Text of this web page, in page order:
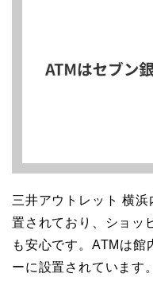
三井アウトレット 横浜
置されており、ショッ
も安心です。ATMは館
ーに設置されています。